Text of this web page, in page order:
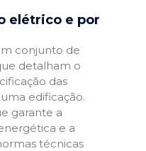
elétrico e por
conjunto de
detalham o
das
edificação.
garante a
e a
técnicas